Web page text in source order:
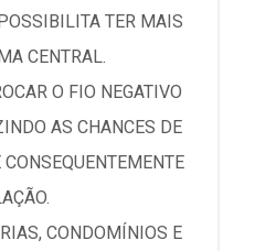
TER MAIS
CENTRAL.
O FIO NEGATIVO
AS CHANCES DE
CONDOMÍNIOS E